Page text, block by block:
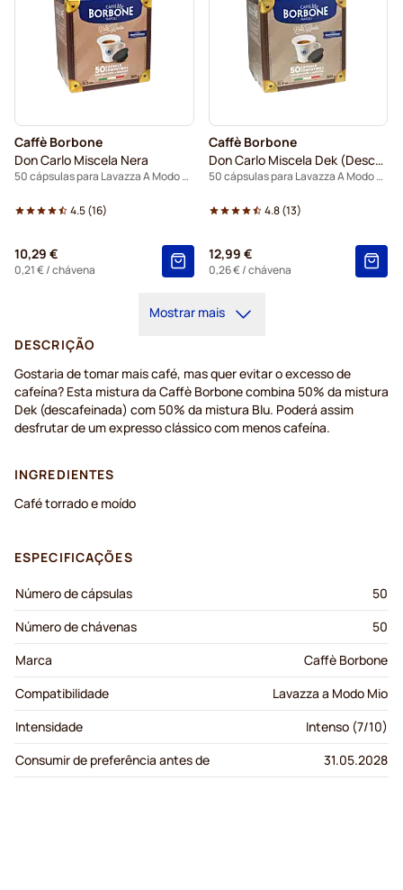
Caffè Borbone
Don Carlo Miscela Nera
50 cápsulas para Lavazza A Modo Mio
4.5(16)
10,29 €
0,21 €/ chávena
Caffè Borbone
Don Carlo Miscela Dek (Descafeínado)
50 cápsulas para Lavazza A Modo Mio
4.8(13)
12,99 €
0,26 €/ chávena
Mostrar mais
DESCRIÇÃO
Gostaria de tomar mais café, mas quer evitar o excesso de
cafeína? Esta mistura da Caffè Borbone combina 50% da mistura
Dek (descafeinada) com 50% da mistura Blu. Poderá assim
desfrutar de um expresso clássico com menos cafeína.
INGREDIENTES
Café torrado e moído
ESPECIFICAÇÕES
Número de cápsulas
50
Número de chávenas
50
Marca
Caffè Borbone
Compatibilidade
Lavazza a Modo Mio
Intensidade
Intenso (7/10)
Consumir de preferência antes de
31.05.2028